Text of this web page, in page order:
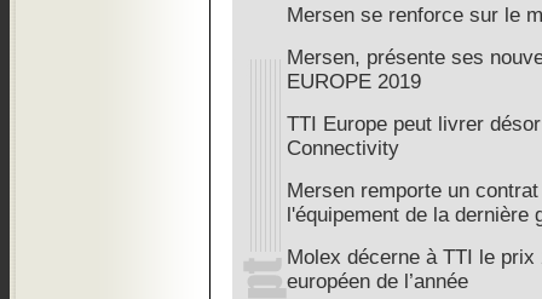
Mersen se renforce sur le
Mersen, présente ses
EUROPE 2019
TTI Europe peut livrer
Connectivity
Mersen remporte un
l'équipement de la dernière
Molex décerne à TTI le
européen de l’année